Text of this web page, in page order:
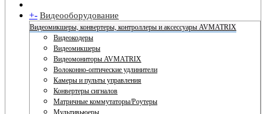
+- Видеооборудование
Видеомикшеры, конвертеры, контроллеры и аксессуары AVMATRIX
Видеокодеры
Видеомикшеры
Видеомониторы AVMATRIX
Волоконно-оптические удлинители
Камеры и пульты управления
Конвертеры сигналов
Матричные коммутаторы/Роутеры
Мультивьюеры